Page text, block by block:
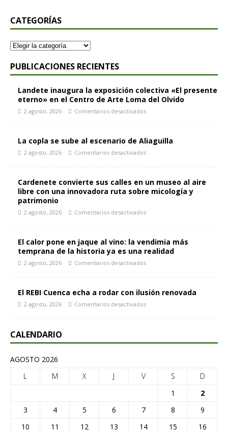
CATEGORÍAS
PUBLICACIONES RECIENTES
Landete inaugura la exposición colectiva «El presente
eterno» en el Centro de Arte Loma del Olvido
2 agosto, 2026 Comentarios desactivados
La copla se sube al escenario de Aliaguilla
2 agosto, 2026 Comentarios desactivados
Cardenete convierte sus calles en un museo al aire
libre con una innovadora ruta sobre micología y
patrimonio
2 agosto, 2026 Comentarios desactivados
El calor pone en jaque al vino: la vendimia más
temprana de la historia ya es una realidad
2 agosto, 2026 Comentarios desactivados
El REBI Cuenca echa a rodar con ilusión renovada
2 agosto, 2026 Comentarios desactivados
CALENDARIO
AGOSTO 2026
L
M X J V S
D
1
2
3
4 5 6 7 8
9
10
11 12 13 14 15
16